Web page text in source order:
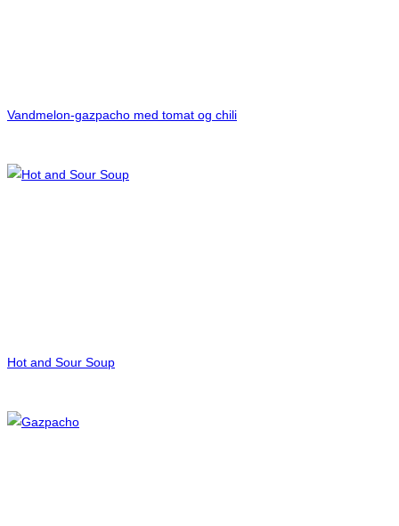
Vandmelon-gazpacho med tomat og chili
Hot and Sour Soup